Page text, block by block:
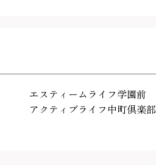
エスティームライフ学園前
アクティブライフ中町倶楽部